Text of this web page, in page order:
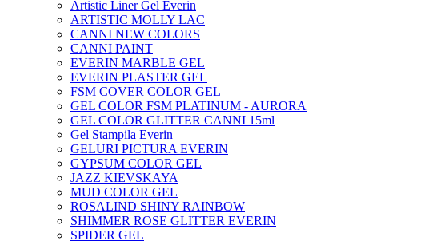
Artistic Liner Gel Everin
ARTISTIC MOLLY LAC
CANNI NEW COLORS
CANNI PAINT
EVERIN MARBLE GEL
EVERIN PLASTER GEL
FSM COVER COLOR GEL
GEL COLOR FSM PLATINUM - AURORA
GEL COLOR GLITTER CANNI 15ml
Gel Stampila Everin
GELURI PICTURA EVERIN
GYPSUM COLOR GEL
JAZZ KIEVSKAYA
MUD COLOR GEL
ROSALIND SHINY RAINBOW
SHIMMER ROSE GLITTER EVERIN
SPIDER GEL